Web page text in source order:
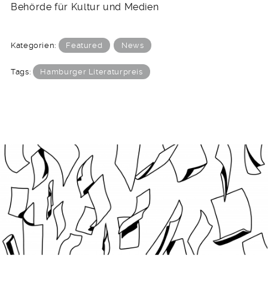
Behörde für Kultur und Medien
Kategorien: Featured News
Tags: Hamburger Literaturpreis